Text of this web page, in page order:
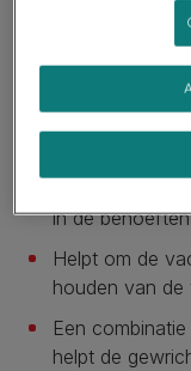
Athletic Adult
Schrijf een
Beschikbare
in de
Helpt om de
houden van
Een
helpt de